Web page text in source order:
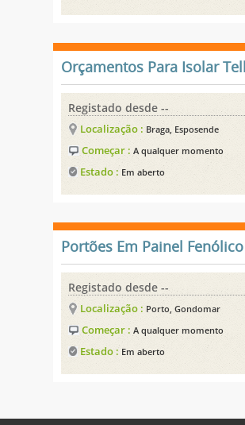
Orçamentos Para Isolar
Registado desde --
Localização : Braga, Esposende
Começar :A qualquer momento
Estado : Em aberto
Portões Em Painel Fenólico
Registado desde --
Localização : Porto, Gondomar
Começar :A qualquer momento
Estado : Em aberto